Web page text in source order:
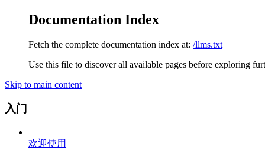
Documentation Index
Fetch the complete documentation index at: /llms.txt
Use this file to discover all available pages before exploring
Skip to main content
入门
欢迎使用